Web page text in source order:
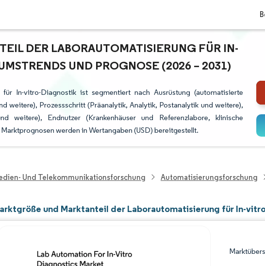
DER LABORAUTOMATISIERUNG FÜR IN-V
UND PROGNOSE (2026 – 2031)
In-vitro-Diagnostik ist segmentiert nach Ausrüstung (automatisierte
weitere), Prozessschritt (Präanalytik, Analytik, Postanalytik und weitere),
weitere), Endnutzer (Krankenhäuser und Referenzlabore, klinische
werden in Wertangaben (USD) bereitgestellt.
Und Telekommunikationsforschung Automatisierungsforschung
und Marktanteil der Laborautomatisierung für In-